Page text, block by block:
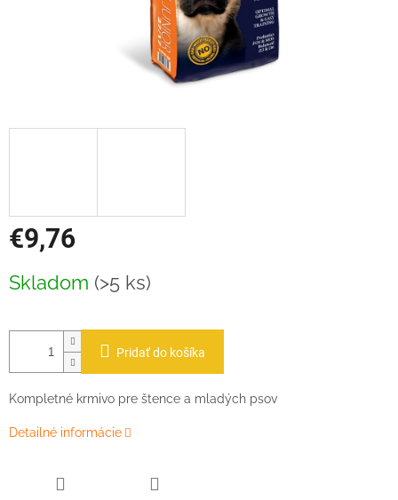
€9,76
cena:
Skladom (>5 ks)
Pridať do košíka
Kompletné krmivo pre štence a mladých psov
Detailné informácie